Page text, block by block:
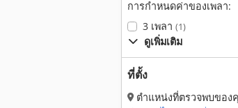
การกำหนดค่าของเพลา:
3 เพลา (1)
ดูเพิ่มเติม
ที่ตั้ง
ตำแหน่งที่ตรวจพบของ